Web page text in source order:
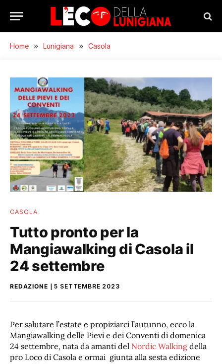
Home » Lunigiana » Casola
CASOLA
Tutto pronto per la
Mangiawalking di Casola il
24 settembre
REDAZIONE 5 SETTEMBRE 2023
Per salutare l’estate e propiziarci l’autunno, ecco la
Mangiawalking delle Pievi e dei Conventi di domenica
24 settembre, nata da amanti del Nordic Walking della
pro Loco di Casola e ormai giunta alla sesta edizione